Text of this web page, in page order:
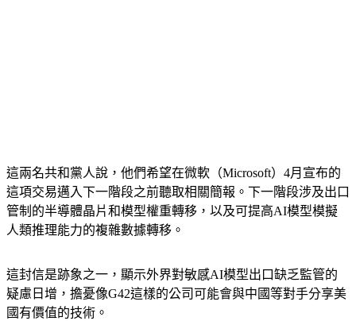
這兩名共和黨人說，他們希望在微軟（Microsoft）4月宣布的
這項交易邁入下一階段之前聽取相關簡報。下一階段涉及出口
管制的半導體晶片和模型權重轉移，以及可提高AI模型模擬
人類推理能力的複雜數據轉移。
這封信是跡象之一，顯示外界對敏感AI模型出口缺乏監管的
疑慮日增，擔憂像G42這樣的公司可能會與中國等對手分享美
國有價值的技術。